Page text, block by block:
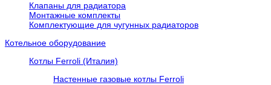
Клапаны для радиатора
Монтажные комплекты
Комплектующие для чугунных радиаторов
Котельное оборудование
Котлы Ferroli (Италия)
Настенные газовые котлы Ferroli